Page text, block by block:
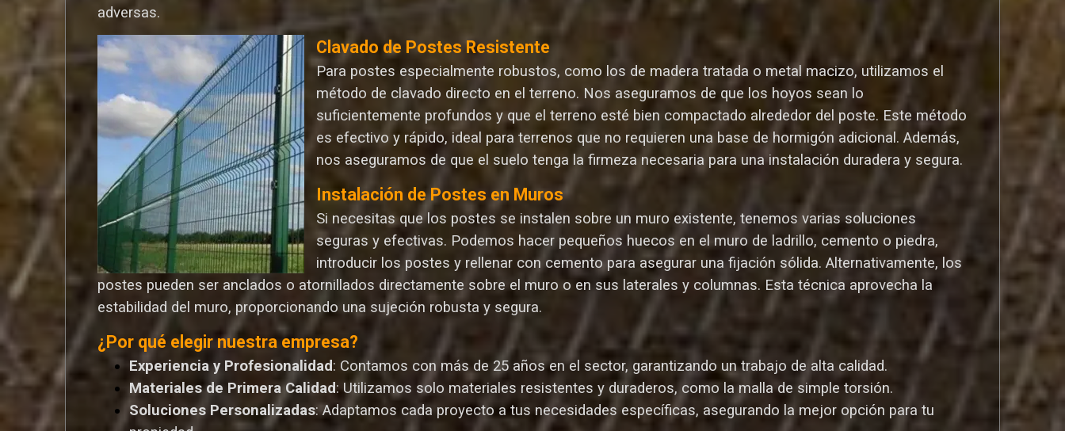
adversas.
Clavado de Postes Resistente
Para postes especialmente robustos, como los de madera tratada o metal macizo, utilizamos el
método de clavado directo en el terreno. Nos aseguramos de que los hoyos sean lo
suficientemente profundos y que el terreno esté bien compactado alrededor del poste. Este método
es efectivo y rápido, ideal para terrenos que no requieren una base de hormigón adicional. Además,
nos aseguramos de que el suelo tenga la firmeza necesaria para una instalación duradera y segura.
Instalación de Postes en Muros
Si necesitas que los postes se instalen sobre un muro existente, tenemos varias soluciones
seguras y efectivas. Podemos hacer pequeños huecos en el muro de ladrillo, cemento o piedra,
introducir los postes y rellenar con cemento para asegurar una fijación sólida. Alternativamente, los
postes pueden ser anclados o atornillados directamente sobre el muro o en sus laterales y columnas. Esta técnica aprovecha la
estabilidad del muro, proporcionando una sujeción robusta y segura.
¿Por qué elegir nuestra empresa?
Experiencia y Profesionalidad: Contamos con más de 25 años en el sector, garantizando un trabajo de alta calidad.
Materiales de Primera Calidad: Utilizamos solo materiales resistentes y duraderos, como la malla de simple torsión.
Soluciones Personalizadas: Adaptamos cada proyecto a tus necesidades específicas, asegurando la mejor opción para tu